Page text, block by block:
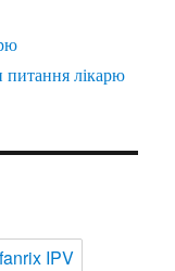
питання лікарю
IPV